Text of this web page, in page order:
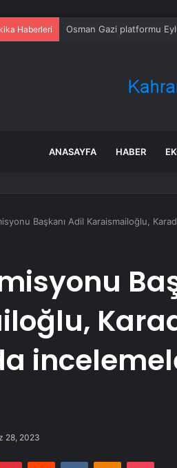
Haberleri Madenciler Kurban
ANASAYFA HABER
Başkanı Adil Karaismailoğlu,
28, 2023
PinterestReddit VKontakteOdnoklassniki
Pocket